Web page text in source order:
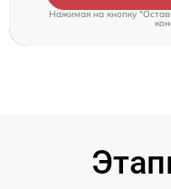
Нажимая на кнопку